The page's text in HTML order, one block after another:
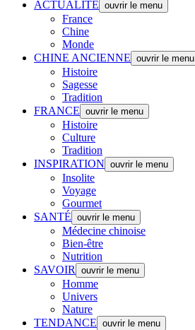
ACTUALITÉ ouvrir le menu
France
Chine
Monde
CHINE ANCIENNE ouvrir le menu
Histoire
Sagesse
Tradition
FRANCE ouvrir le menu
Histoire
Culture
Tradition
INSPIRATION ouvrir le menu
Insolite
Voyage
Gourmet
SANTÉ ouvrir le menu
Médecine chinoise
Bien-être
Nutrition
SAVOIR
ouvrir le menu
Homme
Univers
Nature
TENDANCE ouvrir le menu